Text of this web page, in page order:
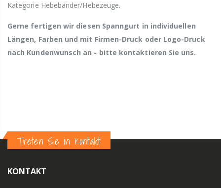
Kategorie Hebebänder/Hebezeuge.
Gerne fertigen wir diesen Spanngurt in individuellen
Längen, Farben und mit Firmen-Druck oder Logo-Druck
nach Kundenwunsch an - bitte kontaktieren Sie uns.
Treten Sie in Kontakt
KONTAKT